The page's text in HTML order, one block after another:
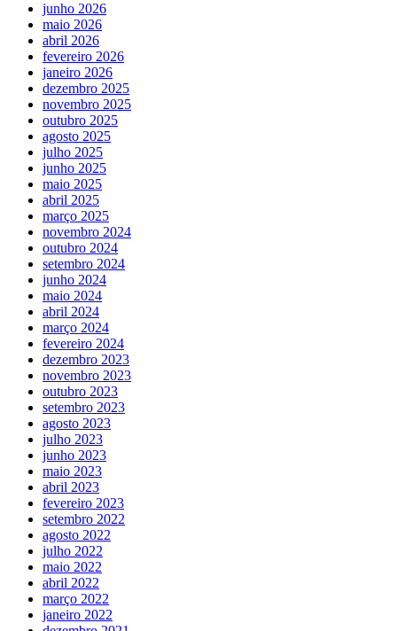
junho 2026
maio 2026
abril 2026
fevereiro 2026
janeiro 2026
dezembro 2025
novembro 2025
outubro 2025
agosto 2025
julho 2025
junho 2025
maio 2025
abril 2025
março 2025
novembro 2024
outubro 2024
setembro 2024
junho 2024
maio 2024
abril 2024
março 2024
fevereiro 2024
dezembro 2023
novembro 2023
outubro 2023
setembro 2023
agosto 2023
julho 2023
junho 2023
maio 2023
abril 2023
fevereiro 2023
setembro 2022
agosto 2022
julho 2022
maio 2022
abril 2022
março 2022
janeiro 2022